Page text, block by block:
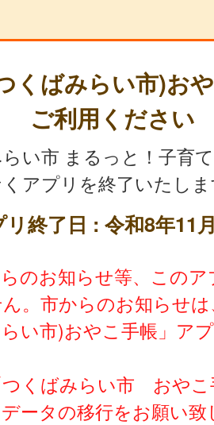
くばみらい市)お
ご利用ください
らい市 まるっと！子育
アプリを終了いたし
リ終了日 : 令和8年11
のお知らせ等、この
。市からのお知らせ
い市)おやこ手帳」ア
くばみらい市 おやこ
ータの移行をお願い